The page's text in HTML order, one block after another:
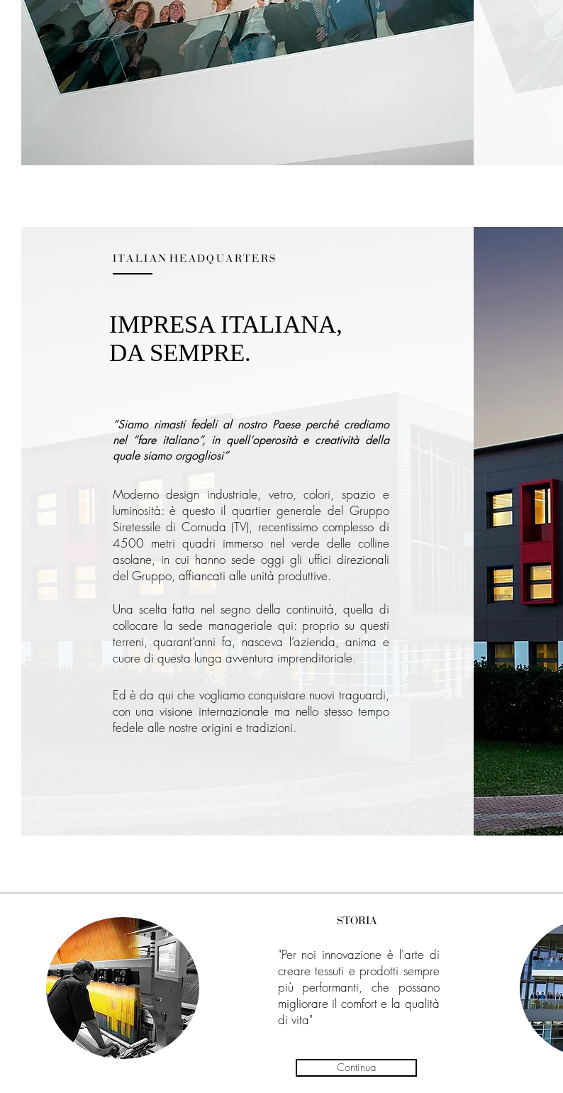
ITALIAN HEADQUARTERS
IMPRESA ITALIANA,
DA SEMPRE.
“Siamo rimasti fedeli al nostro Paese perché crediamo
nel “fare italiano”, in quell’operosità e creatività della
quale siamo orgogliosi”
Moderno design industriale, vetro, colori, spazio e
luminosità: è questo il quartier generale del Gruppo
Siretessile di Cornuda (TV), recentissimo complesso di
4500 metri quadri immerso nel verde delle colline
asolane, in cui hanno sede oggi gli uffici direzionali
del Gruppo, affiancati alle unità produttive.
Una scelta fatta nel segno della continuità, quella di
collocare la sede manageriale qui: proprio su questi
terreni, quarant’anni fa, nasceva l’azienda, anima e
cuore di questa lunga avventura imprenditoriale.
Ed è da qui che vogliamo conquistare nuovi traguardi,
con una visione internazionale ma nello stesso tempo
fedele alle nostre origini e tradizioni.
STORIA
"Per noi innovazione è l'arte di
creare tessuti e prodotti sempre
più performanti, che possano
migliorare il comfort e la qualità
di vita"
Continua